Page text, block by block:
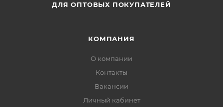
ДЛЯ ОПТОВЫХ ПОКУПАТЕЛЕЙ
КОМПАНИЯ
О компании
Контакты
Вакансии
Личный кабинет